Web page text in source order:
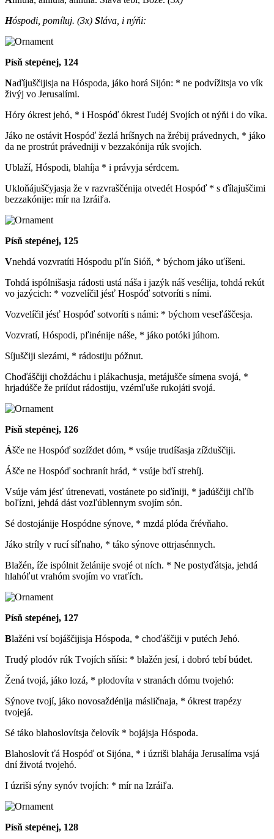
Hóspodi, pomíluj. (3x) Sláva, i nýňi:
Písň stepénej, 124
Naďíjuščijisja na Hóspoda, jáko horá Sijón: * ne podvížitsja vo vík
živýj vo Jerusalími.
Hóry ókrest jehó, * i Hospóď ókrest ľudéj Svojích ot nýňi i do víka.
Jáko ne ostávit Hospóď žezlá hríšnych na žrébij právednych, * jáko
da ne prostrút právedniji v bezzakónija rúk svojích.
Ublaží, Hóspodi, blahíja * i právyja sérdcem.
Ukloňájuščyjasja že v razvraščénija otvedét Hospóď * s ďílajuščimi
bezzakónije: mír na Izráiľa.
Písň stepénej, 125
Vnehdá vozvratíti Hóspodu pľín Sióň, * býchom jáko uťíšeni.
Tohdá ispólnišasja rádosti ustá náša i jazýk náš vesélija, tohdá rekút
vo jazýcich: * vozvelíčil jésť Hospóď sotvoríti s ními.
Vozvelíčil jésť Hospóď sotvoríti s námi: * býchom veseľáščesja.
Vozvratí, Hóspodi, pľinénije náše, * jáko potóki júhom.
Síjuščiji slezámi, * rádostiju póžnut.
Choďáščiji choždáchu i plákachusja, metájušče símena svojá, *
hrjadúšče že priídut rádostiju, vzémľuše rukojáti svojá.
Písň stepénej, 126
Ášče ne Hospóď sozíždet dóm, * vsúje trudíšasja zížduščiji.
Ášče ne Hospóď sochranít hrád, * vsúje bďí strehíj.
Vsúje vám jésť útrenevati, vostánete po siďíniji, * jadúščiji chľíb
boľízni, jehdá dást vozľúblennym svojím són.
Sé dostojánije Hospódne sýnove, * mzdá plóda črévňaho.
Jáko stríly v rucí síľnaho, * táko sýnove ottrjasénnych.
Blažén, íže ispólnit želánije svojé ot ních. * Ne postyďátsja, jehdá
hlahóľut vrahóm svojím vo vraťích.
Písň stepénej, 127
Blažéni vsí bojáščijisja Hóspoda, * choďáščiji v putéch Jehó.
Trudý plodóv rúk Tvojích sňísi: * blažén jesí, i dobró tebí búdet.
Žená tvojá, jáko lozá, * plodovíta v stranách dómu tvojehó:
Sýnove tvojí, jáko novosaždénija másličnaja, * ókrest trapézy
tvojejá.
Sé táko blahoslovítsja čelovík * bojájsja Hóspoda.
Blahoslovít ťá Hospóď ot Sijóna, * i úzriši blahája Jerusalíma vsjá
dní životá tvojehó.
I úzriši sýny synóv tvojích: * mír na Izráiľa.
Písň stepénej, 128